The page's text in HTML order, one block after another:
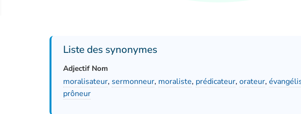
Liste des synonymes
Adjectif Nom
moralisateur, sermonneur, moraliste, prédicateur, orateur,
prôneur